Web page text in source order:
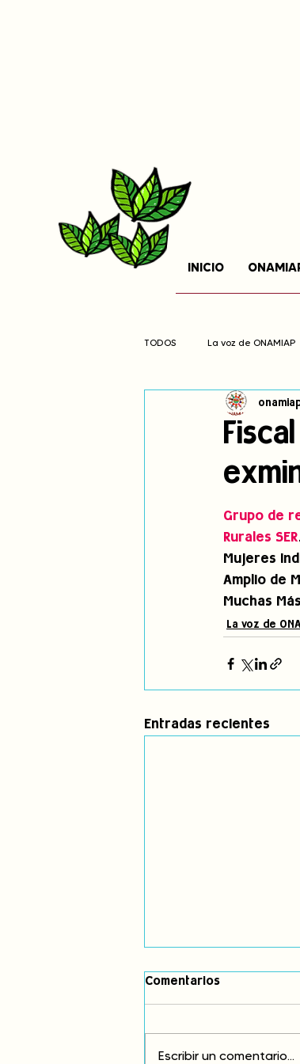
INICIO
TODOS La voz de ONAMIAP
Cambio climático
jóvenes indígenas
Grupo de
Rurales SER
Mujeres
Amplio de
Muchas
La voz de
Entradas recientes
Comentarios
Escribir un comentario...